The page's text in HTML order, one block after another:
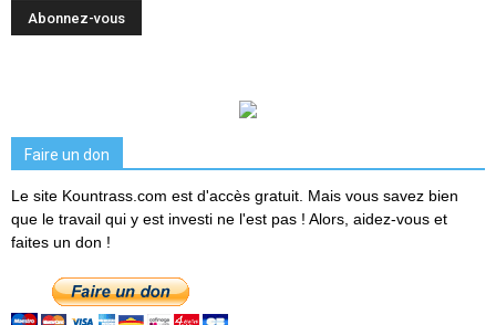
Faire un don
Le site Kountrass.com est d'accès gratuit. Mais vous savez bien
que le travail qui y est investi ne l'est pas ! Alors, aidez-vous et
faites un don !